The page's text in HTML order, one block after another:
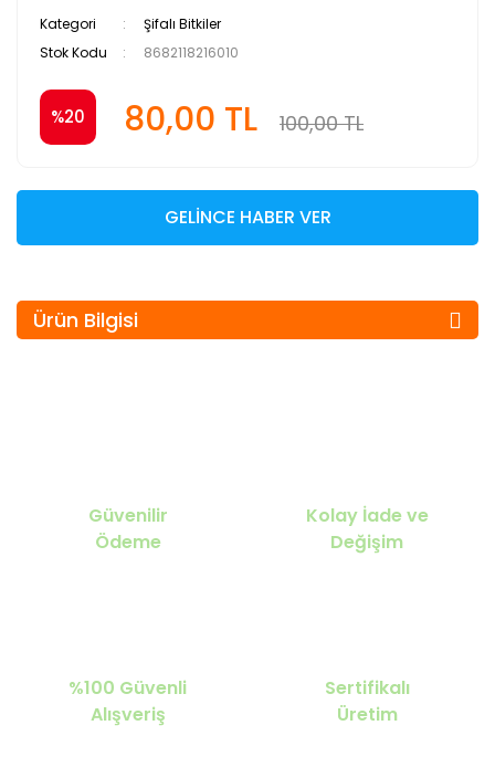
Kategori
Şifalı Bitkiler
Stok Kodu
8682118216010
%20 80,00 TL 100,00 TL
GELİNCE HABER VER
Ürün Bilgisi
Güvenilir
Ödeme
Kolay İade ve
Değişim
%100 Güvenli
Alışveriş
Sertifikalı
Üretim